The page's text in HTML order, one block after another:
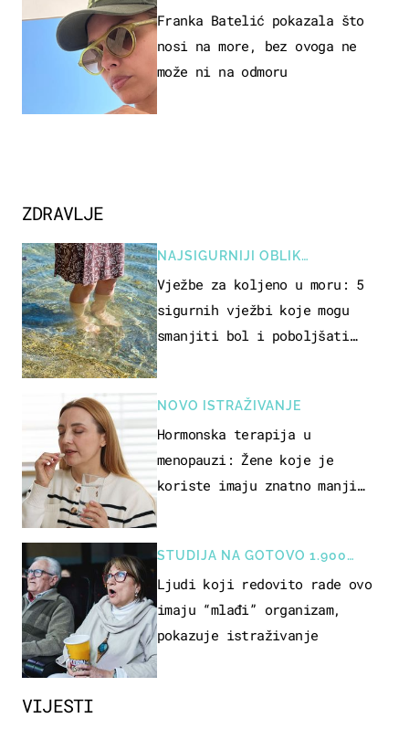
VIJESTI
Franka Batelić pokazala što
nosi na more, bez ovoga ne
može ni na odmoru
ZDRAVLJE
NAJSIGURNIJI OBLIK
REKREACIJE
Vježbe za koljeno u moru: 5
sigurnih vježbi koje mogu
smanjiti bol i poboljšati
NOVO ISTRAŽIVANJE
Hormonska terapija u
menopauzi: Žene koje je
koriste imaju znatno manji
STUDIJA NA GOTOVO 1.900
OSOBA
Ljudi koji redovito rade ovo
imaju “mlađi” organizam,
pokazuje istraživanje